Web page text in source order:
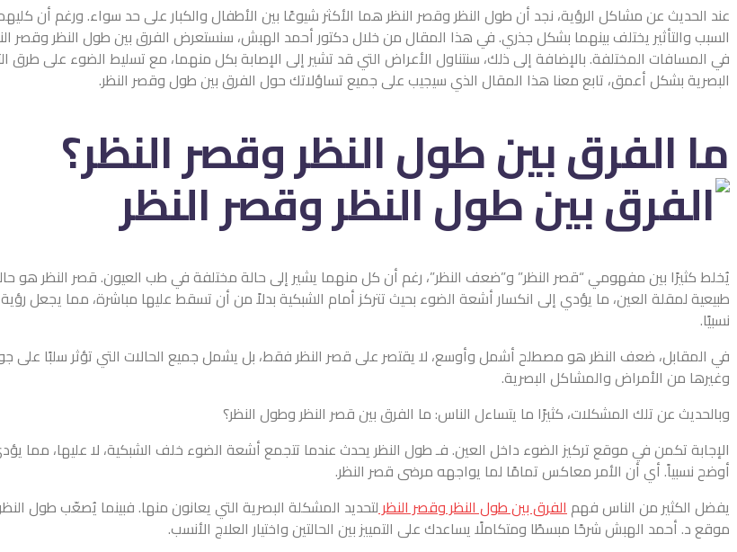
عند الحديث عن مشاكل الرؤية، نجد أن طول النظر وقصر النظر هما الأكثر شيوعًا بين الأطفال والكبار على حد سواء. ورغم أن
السبب والتأثير يختلف بينهما بشكل جذري. في هذا المقال من خلال دكتور أحمد الهبش، سنستعرض الفرق بين طول النظر وقصر
في المسافات المختلفة. بالإضافة إلى ذلك، سنتناول الأعراض التي قد تشير إلى الإصابة بكل منهما، مع تسليط الضوء على
البصرية بشكل أعمق، تابع معنا هذا المقال الذي سيجيب على جميع تساؤلاتك حول الفرق بين طول وقصر النظر.
ما الفرق بين طول النظر وقصر النظر؟
يُخلط كثيرًا بين مفهومي “قصر النظر” و”ضعف النظر”، رغم أن كل منهما يشير إلى حالة مختلفة في طب العيون. قصر النظر هو
طبيعية لمقلة العين، ما يؤدي إلى انكسار أشعة الضوء بحيث تتركز أمام الشبكية بدلاً من أن تسقط عليها مباشرة، مما يجعل
نسبيًا.
في المقابل، ضعف النظر هو مصطلح أشمل وأوسع، لا يقتصر على قصر النظر فقط، بل يشمل جميع الحالات التي تؤثر سلبًا على
وغيرها من الأمراض والمشاكل البصرية.
وبالحديث عن تلك المشكلات، كثيرًا ما يتساءل الناس: ما الفرق بين قصر النظر وطول النظر؟
الإجابة تكمن في موقع تركيز الضوء داخل العين. فـ طول النظر يحدث عندما تتجمع أشعة الضوء خلف الشبكية، لا عليها، مما يؤدي
أوضح نسبياً. أي أن الأمر معاكس تمامًا لما يواجهه مرضى قصر النظر.
يفضل الكثير من الناس فهمالفرق بين طول النظر وقصر النظرلتحديد المشكلة البصرية التي يعانون منها. فبينما يُصعّب طول
موقع د. أحمد الهبش شرحًا مبسطًا ومتكاملًا يساعدك على التمييز بين الحالتين واختيار العلاج الأنسب.